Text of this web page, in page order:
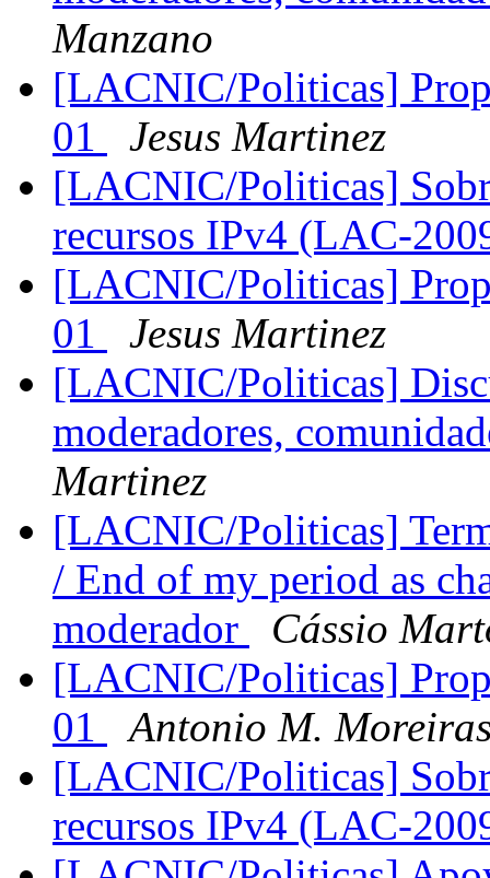
Manzano
[LACNIC/Politicas]
01
Jesus Martinez
[LACNIC/Politicas]
recursos IPv4 (LAC-
[LACNIC/Politicas]
01
Jesus Martinez
[LACNIC/Politicas]
moderadores,
Martinez
[LACNIC/Politicas]
/ End of my period as
moderador
Cássio
[LACNIC/Politicas]
01
Antonio M.
[LACNIC/Politicas]
recursos IPv4 (LAC-